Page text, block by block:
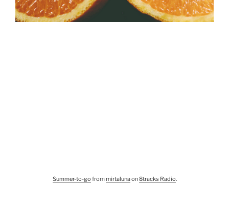
Summer-to-go frommirtalunaon8tracks Radio.